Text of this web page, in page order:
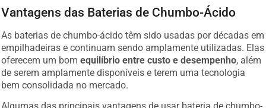
Vantagens das Baterias de Chumbo-Ácido
As baterias de chumbo-ácido têm sido usadas por décadas em
empilhadeiras e continuam sendo amplamente utilizadas. Elas
oferecem um bom equilíbrio entre custo e desempenho , além
de serem amplamente disponíveis e terem uma tecnologia
bem consolidada no mercado.
Algumas das principais vantagens de usar bateria de chumbo-